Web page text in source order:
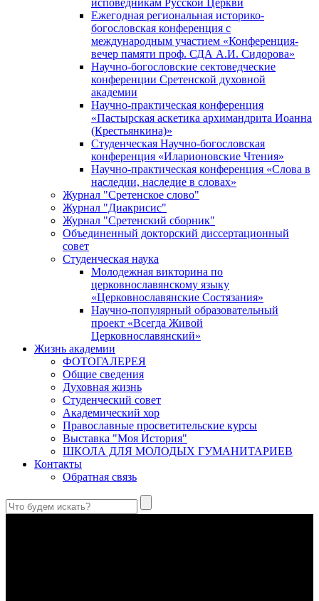
Ежегодная региональная историко-
богословская конференция с
международным участием «Конференция-
вечер памяти проф. СДА А.И. Сидорова»
Научно-богословские сектоведческие
конференции Сретенской духовной
академии
Научно-практическая конференция
«Пастырская аскетика архимандрита Иоанна
(Крестьянкина)»
Студенческая Научно-богословская
конференция «Иларионовские Чтения»
Научно-практическая конференция «Cлова в
наследии, наследие в словах»
Журнал "Сретенское слово"
Журнал "Диакрисис"
Журнал "Сретенский сборник"
Объединенный докторский диссертационный
совет
Студенческая наука
Молодежная викторина по
церковнославянскому языку
«Церковнославянские Состязания»
Научно-популярный образовательный
проект «Всегда Живой
Церковнославянский»
Жизнь академии
ФОТОГАЛЕРЕЯ
Общие сведения
Духовная жизнь
Студенческий совет
Академический хор
Православные просветительские курсы
Выставка "Моя История"
ШКОЛА ДЛЯ МОЛОДЫХ ГУМАНИТАРИЕВ
Контакты
Обратная связь